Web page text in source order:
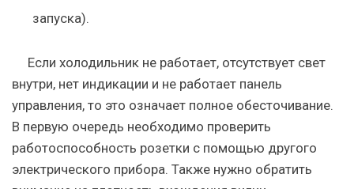
запуска).
Если холодильник не работает, отсутствует свет
внутри, нет индикации и не работает панель
управления, то это означает полное обесточивание.
В первую очередь необходимо проверить
работоспособность розетки с помощью другого
электрического прибора. Также нужно обратить